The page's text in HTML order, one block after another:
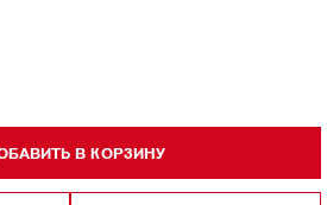
В КОРЗИНУ